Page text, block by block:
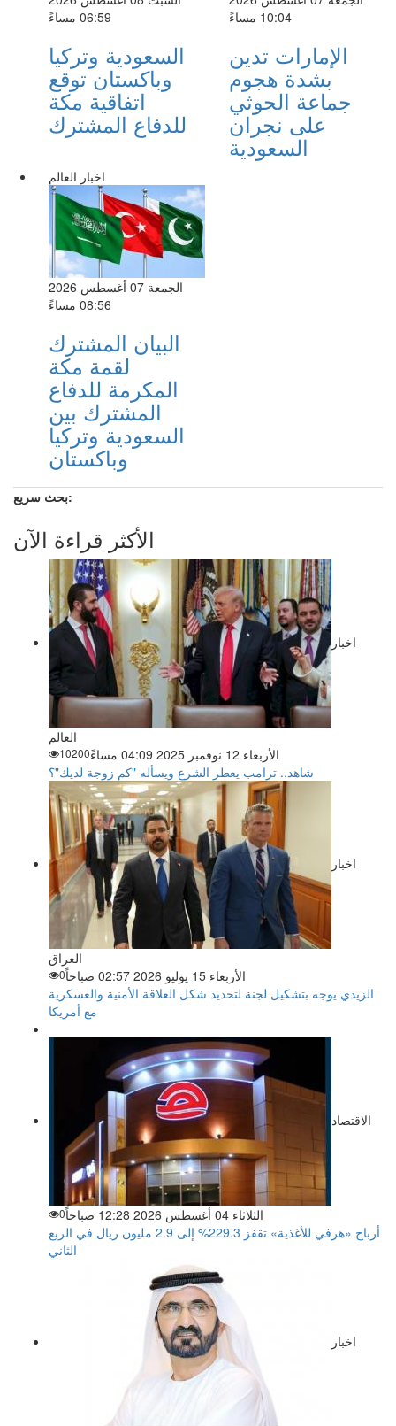
06:59 مساءً
السعودية وتركيا
وباكستان توقع
اتفاقية مكة
للدفاع المشترك
10:04 مساءً
الإمارات تدين
بشدة هجوم
جماعة الحوثي
على نجران
السعودية
اخبار العالم
الجمعة 07 أغسطس 2026
08:56 مساءً
البيان المشترك
لقمة مكة
المكرمة للدفاع
المشترك بين
السعودية وتركيا
وباكستان
بحث سريع:
الأكثر قراءة الآن
اخبار
العالم
الأربعاء 12 نوفمبر 2025 04:09 مساءً
10200
شاهد.. ترامب يعطر الشرع ويسأله "كم زوجة لديك"؟
اخبار
العراق
الأربعاء 15 يوليو 2026 02:57 صباحاً
0
الزيدي يوجه بتشكيل لجنة لتحديد شكل العلاقة الأمنية والعسكرية
مع أمريكا
الاقتصاد
الثلاثاء 04 أغسطس 2026 12:28 صباحاً 0
أرباح «هرفي للأغذية» تقفز 229.3% إلى 2.9 مليون ريال في الربع
الثاني
اخبار